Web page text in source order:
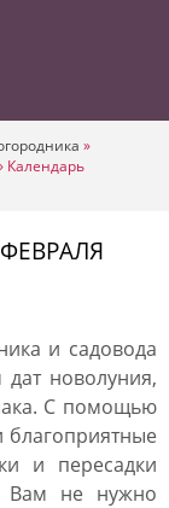
»
Календарь
и садовода
новолуния,
С помощью
благоприятные
и пересадки
Вам не нужно